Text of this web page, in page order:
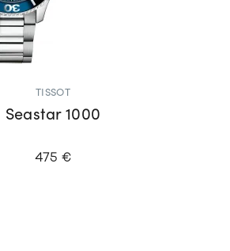
TISSOT
Seastar 1000
475 €